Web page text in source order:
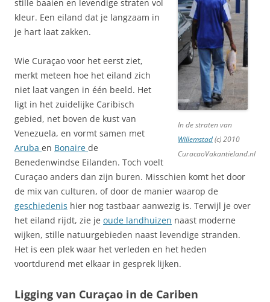
In de straten van
Willemstad(c) 2010
CuracaoVakantieland.nl
stille baaien en levendige straten vol
kleur. Een eiland dat je langzaam in
je hart laat zakken.
Wie Curaçao voor het eerst ziet,
merkt meteen hoe het eiland zich
niet laat vangen in één beeld. Het
ligt in het zuidelijke Caribisch
gebied, net boven de kust van
Venezuela, en vormt samen met
Aruba en Bonaire de
Benedenwindse Eilanden. Toch voelt
Curaçao anders dan zijn buren. Misschien komt het door
de mix van culturen, of door de manier waarop de
geschiedenis hier nog tastbaar aanwezig is. Terwijl je over
het eiland rijdt, zie je oude landhuizen naast moderne
wijken, stille natuurgebieden naast levendige stranden.
Het is een plek waar het verleden en het heden
voortdurend met elkaar in gesprek lijken.
Ligging van Curaçao in de Cariben